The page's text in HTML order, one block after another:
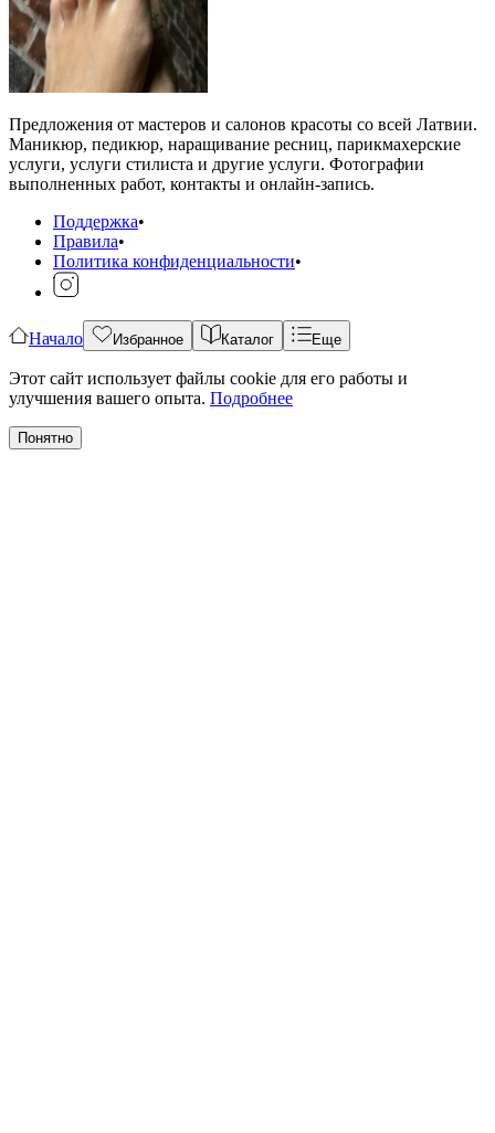
Предложения от мастеров и салонов красоты со всей Латвии.
Маникюр, педикюр, наращивание ресниц, парикмахерские
услуги, услуги стилиста и другие услуги. Фотографии
выполненных работ, контакты и онлайн-запись.
Поддержка•
Правила•
Политика конфиденциальности•
Начало Избранное Каталог Еще
Этот сайт использует файлы cookie для его работы и
улучшения вашего опыта. Подробнее
Понятно